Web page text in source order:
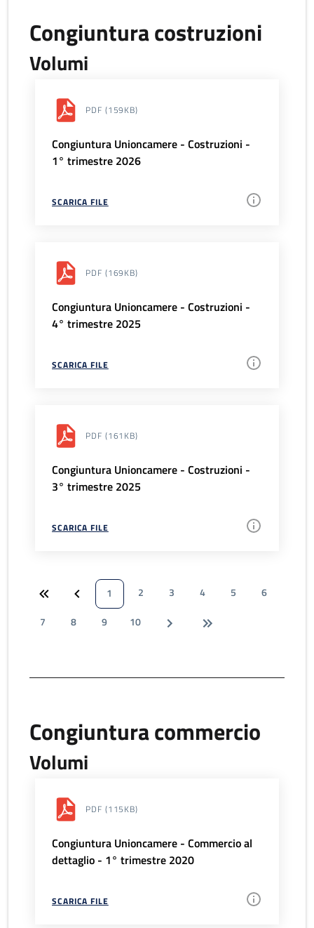
Congiuntura costruzioni
Volumi
PDF (159KB)
Congiuntura Unioncamere - Costruzioni -
1° trimestre 2026
SCARICA FILE
PDF (169KB)
Congiuntura Unioncamere - Costruzioni -
4° trimestre 2025
SCARICA FILE
PDF (161KB)
Congiuntura Unioncamere - Costruzioni -
3° trimestre 2025
SCARICA FILE
1 2 3 4 5
6
7
8 9 10
Congiuntura commercio
Volumi
PDF (115KB)
Congiuntura Unioncamere - Commercio al
dettaglio - 1° trimestre 2020
SCARICA FILE